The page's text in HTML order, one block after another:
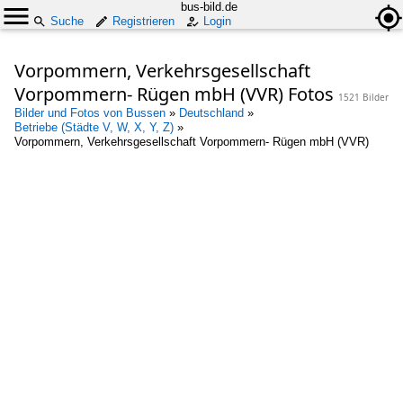
bus-bild.de
Suche
Registrieren Login
Vorpommern, Verkehrsgesellschaft
Vorpommern- Rügen mbH (VVR) Fotos 1521 Bilder
Bilder und Fotos von Bussen » Deutschland »
Betriebe (Städte V, W, X, Y, Z) »
Vorpommern, Verkehrsgesellschaft Vorpommern- Rügen mbH (VVR)